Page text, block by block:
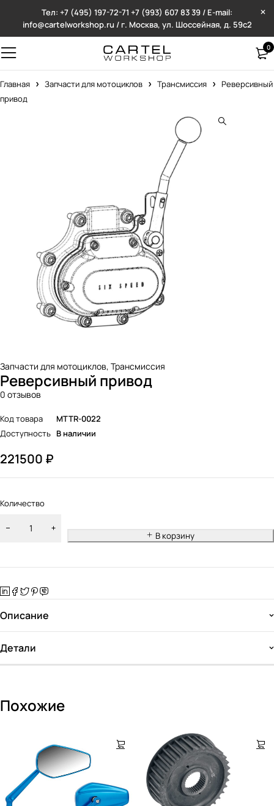
Тел: +7 (495) 197-72-71 +7 (993) 607 83 39 / E-mail:
info@cartelworkshop.ru / г. Москва, ул. Шоссейная, д. 59с2
0
Главная Запчасти для мотоциклов Трансмиссия
Реверсивный
привод
Запчасти для мотоциклов, Трансмиссия
Реверсивный привод
0 отзывов
Код товара
MTTR-0022
Доступность В наличии
221500 ₽
Количество
В корзину
Описание
Детали
Похожие